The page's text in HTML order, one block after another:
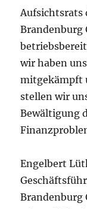
Aufsichtsrats
Brandenburg
wir haben
mitgekämpft
stellen wir
Bewältigung
Engelbert
Brandenburg